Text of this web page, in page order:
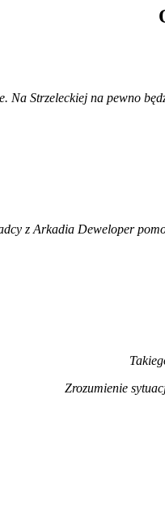
Na Strzeleckiej na pewno
z Arkadia Deweloper
Zrozumienie